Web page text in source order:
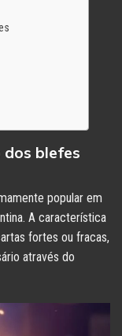
blefes
popular em
A característica
fortes ou fracas,
através do